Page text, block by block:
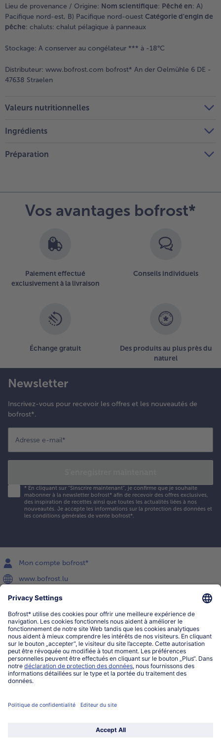
Lieu de provenance / Origine: Nom scientifique: Pêché en: A)
Pacifique nord-est, B) Pacifique nord-ouest Catégorie d'engin de
pêche: chaluts: chalut pélagique à panneaux
Stockage: A conserver au congélateur *** à -18°C
Distributeur: www.bofrost.com bofrost* An der Oelmühle 6 DE -
47638 Straelen
Valeurs nutritionnelles
Ingrédients
Préparation
Vos avantages bofrost*
Paiement effectué
exclusivement à la livraison
Conseils individuels
Échange gratuit
Des produits au plus près du
naturel
Newsletter
Inscrivez-vous pour recevoir les offres et les nouveautés de
bofrost*.
Adresse e-mail*
* En cliquant sur "Sinscrire maintenant", je confirme que je souhaite
mabonner à la newsletter bofrost* afin de recevoir des offres exclusives,
des inspiration de recettes ainsi que toutes les actualités liées à nos
nouveautés. Je accepte les informations sur la protection des données et
les conditions générales de vente bofrost*.
Mon compte bofrost*
www.bofrost.lu
service@bofrost.lu
027863232
Lu-ve : 8h-20h Sa : 10h-16h
Service
Qui sommes-nous?